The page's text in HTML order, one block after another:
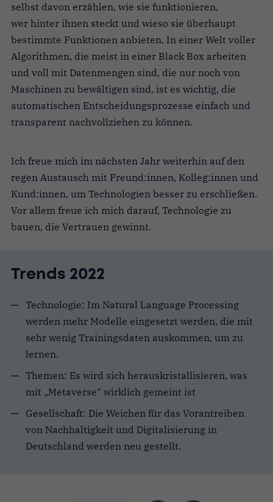
selbst davon erzählen, wie sie funktionieren,
wer hinter ihnen steckt und wieso sie überhaupt
bestimmte Funktionen anbieten. In einer Welt voller
Algorithmen, die meist in einer Black Box arbeiten
und voll mit Datenmengen sind, die nur noch von
Maschinen zu bewältigen sind, ist es wichtig, die
automatischen Entscheidungsprozesse einfach und
transparent nachvollziehen zu können.
Ich freue mich im nächsten Jahr weiterhin auf den
regen Austausch mit Freund:innen, Kolleg:innen und
Kund:innen, um Technologien besser zu erschließen.
Vor allem freue ich mich darauf, Technologie zu
bauen, die Vertrauen gewinnt.
Trends 2022
Technologie: Im Natural Language Processing
werden mehr Modelle eingesetzt werden, die mit
sehr wenig Trainingsdaten auskommen, um zu
lernen.
Themen: Es wird sich herauskristallisieren, was
mit „Metaverse“ wirklich gemeint ist
Gesellschaft: Die Weichen für das Vorantreiben
von Nachhaltigkeit und Digitalisierung in
Deutschland werden neu gestellt.